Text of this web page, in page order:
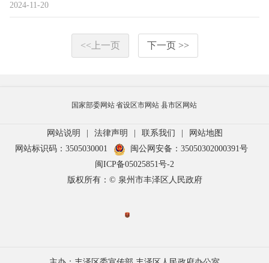
2024-11-20
<<上一页 下一页 >>
国家部委网站省设区市网站 县市区网站
网站说明 | 法律声明 | 联系我们 |
网站地图
网站标识码：3505030001
闽公网安备：35050302000391号
闽ICP备05025851号-2
版权所有：© 泉州市丰泽区人民政府